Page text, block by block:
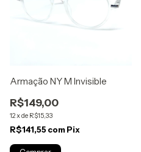
Armação NY M Invisible
R$149,00
12xde R$15,33
R$141,55 com Pix